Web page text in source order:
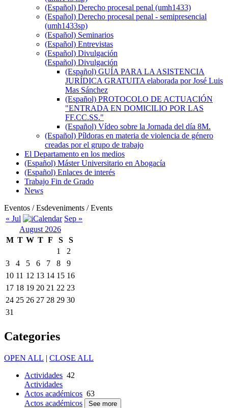
(Español) Derecho procesal penal (umh1433)
(Español) Derecho procesal penal - semipresencial
(umh1433sp)
(Español) Seminarios
(Español) Entrevistas
(Español) Divulgación
(Español) Divulgación
(Español) GUÍA PARA LA ASISTENCIA
JURÍDICA GRATUITA elaborada por José Luis
Mas Sánchez
(Español) PROTOCOLO DE ACTUACIÓN
"ENTRADA EN DOMICILIO POR LAS
FF.CC.SS."
(Español) Vídeo sobre la Jornada del día 8M.
(Español) Píldoras en materia de violencia de género
creadas por el grupo de trabajo
El Departamento en los medios
(Español) Máster Universitario en Abogacía
(Español) Enlaces de interés
Trabajo Fin de Grado
News
Eventos / Esdeveniments / Events
« Jul
Sep »
August 2026
M T W T F S
S
1
2
3
4 5 6 7 8
9
10 11 12 13 14 15 16
17 18 19 20 21 22 23
24 25 26 27 28 29 30
31
Categories
OPEN ALL | CLOSE ALL
Actividades 42
Actividades
Actos académicos 63
Actos académicos
See more